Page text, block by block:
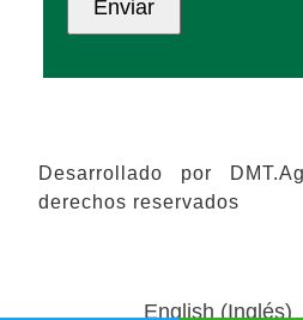
Desarrollado por
derechos reservados
English(Inglés)